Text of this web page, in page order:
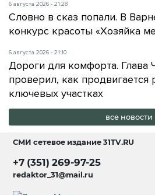
6 августа 2026 - 21:28
Словно в сказ попали. В
конкурс красоты «Хозяйка
6 августа 2026 - 21:10
Дороги для комфорта. Глава
проверил, как продвигается
ключевых участках
все новости
СМИ сетевое издание31TV.RU
+7 (351) 269-97-25
redaktor_31@mail.ru